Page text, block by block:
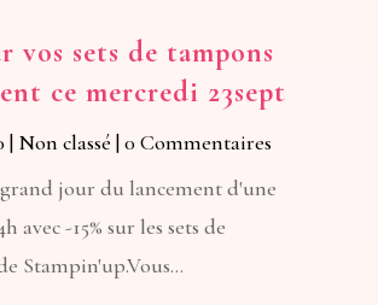
vos sets de tampons
ce mercredi 23sept
| Non classé | 0 Commentaires
jour du lancement d'une
avec -15% sur les sets de
Stampin'up.Vous...